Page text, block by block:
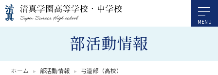
部活動情報
ホーム 部活動情報 弓道部（高校）